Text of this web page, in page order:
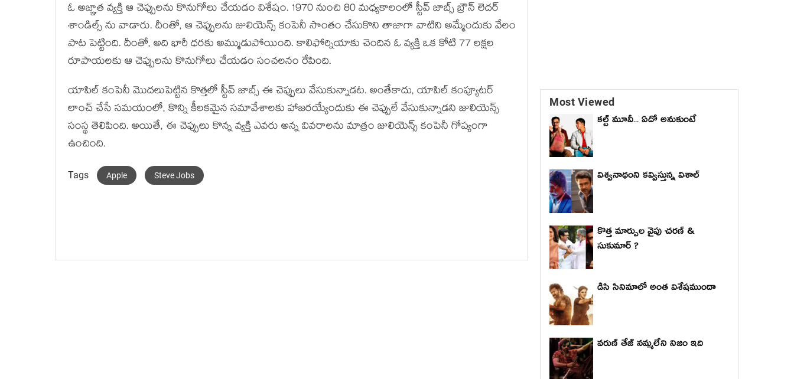
ఓ అజ్ఞాత వ్యక్తి ఆ చెప్పులను కొనుగోలు చేయడం విశేషం. 1970 నుంచి 80 మధ్యకాలంలో స్టీవ్ జాబ్స్ బ్రౌన్ లెదర్
శాండిల్స్ ను వాడారు. దీంతో, ఆ చెప్పులను జులియెన్స్ కంపెనీ సొంతం చేసుకొని తాజాగా వాటిని అమ్మేందుకు వేలం
పాట పెట్టింది. దీంతో, అది భారీ ధరకు అమ్ముడుపోయింది. కాలిఫోర్నియాకు చెందిన ఓ వ్యక్తి ఒక కోటి 77 లక్షల
రూపాయలకు ఆ చెప్పులను కొనుగోలు చేయడం సంచలనం రేపింది.
యాపిల్ కంపెనీ మొదలుపెట్టిన కొత్తలో స్టీవ్ జాబ్స్ ఈ చెప్పులు వేసుకున్నాడట. అంతేకాదు, యాపిల్ కంప్యూటర్
లాంచ్ చేసే సమయంలో, కొన్ని కీలకమైన సమావేశాలకు హాజరయ్యేందుకు ఈ చెప్పులే వేసుకున్నాడని జులియెన్స్
సంస్థ తెలిపింది. అయితే, ఈ చెప్పులు కొన్న వ్యక్తి ఎవరు అన్న వివరాలను మాత్రం జులియెన్స్ కంపెనీ గోప్యంగా
ఉంచింది.
Tags Apple Steve Jobs
Most Viewed
కల్ట్ మూవీ... ఏదో అనుకుంటే
విశ్వనాథంని కవ్విస్తున్న విశాల్
కొత్త మార్పుల వైపు చరణ్ &
సుకుమార్ ?
డిసి సినిమాలో అంత విశేషముందా
వరుణ్ తేజ్ నమ్మలేని నిజం ఇది